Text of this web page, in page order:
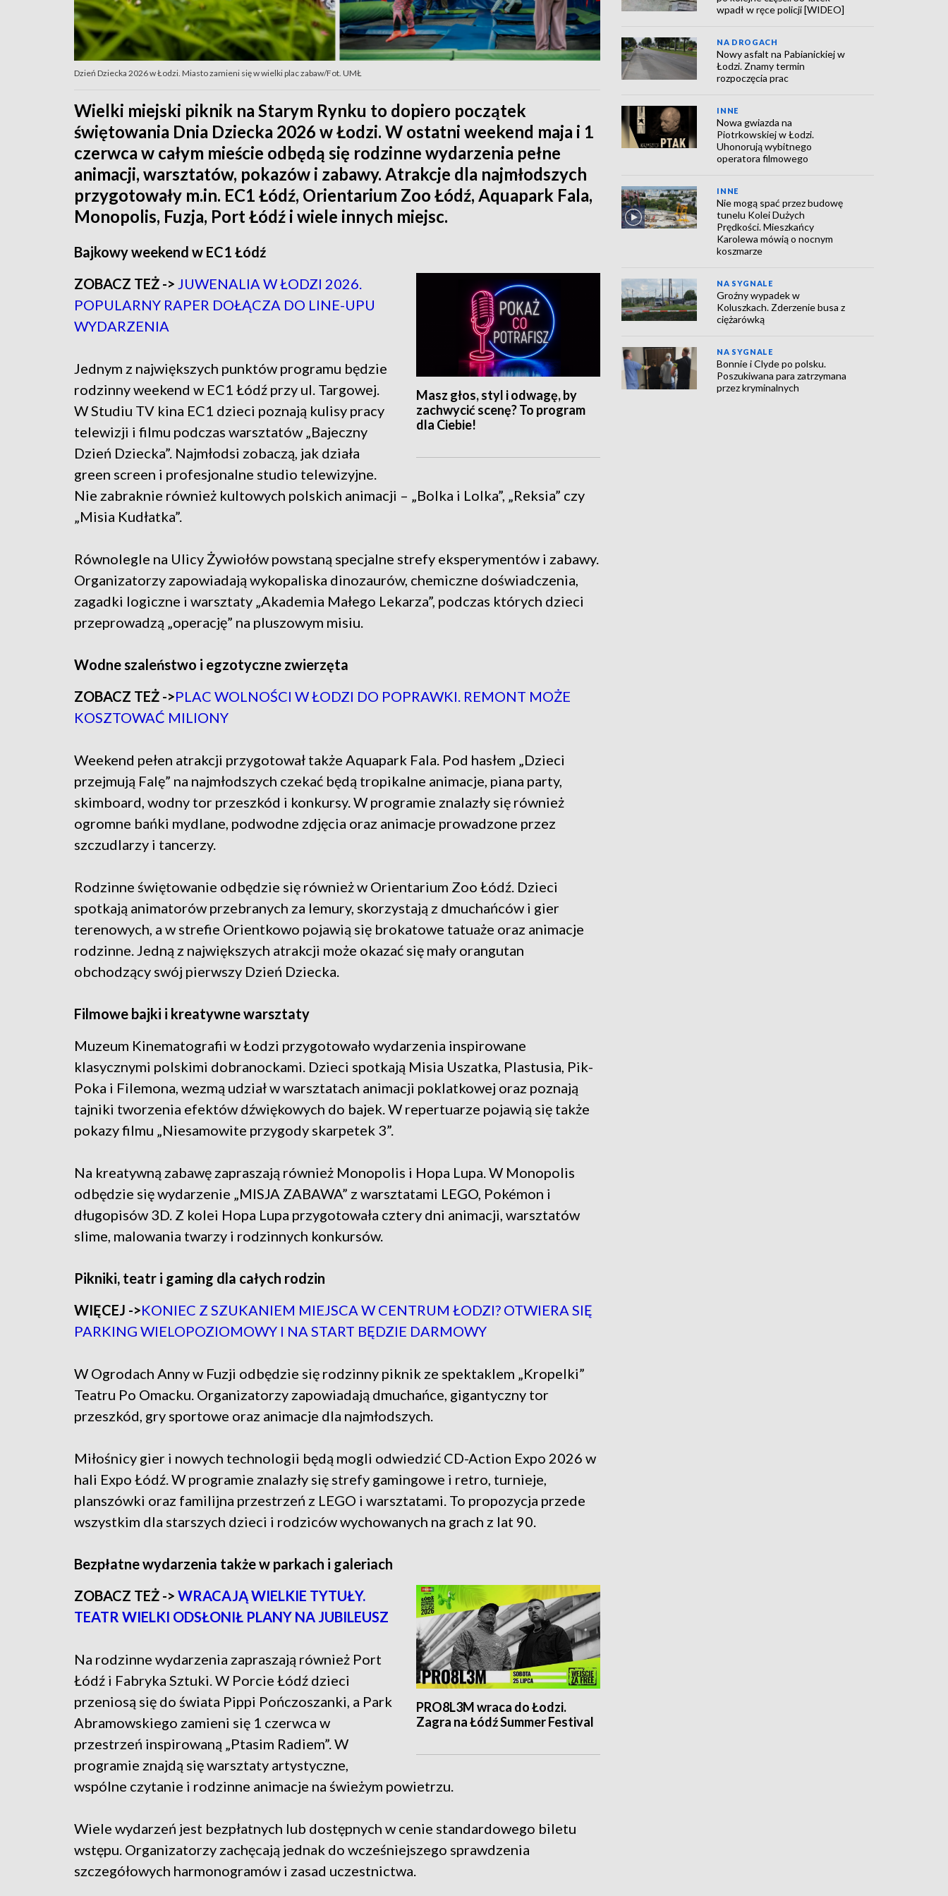
Dzień Dziecka 2026 w Łodzi. Miasto zamieni się w wielki plac zabaw/Fot. UMŁ
Wielki miejski piknik na Starym Rynku to dopiero początek
świętowania Dnia Dziecka 2026 w Łodzi. W ostatni weekend maja i 1
czerwca w całym mieście odbędą się rodzinne wydarzenia pełne
animacji, warsztatów, pokazów i zabawy. Atrakcje dla najmłodszych
przygotowały m.in. EC1 Łódź, Orientarium Zoo Łódź, Aquapark Fala,
Monopolis, Fuzja, Port Łódź i wiele innych miejsc.
Bajkowy weekend w EC1 Łódź
Masz głos, styl i odwagę, by
zachwycić scenę? To program
dla Ciebie!
ZOBACZ TEŻ -> JUWENALIA W ŁODZI 2026.
POPULARNY RAPER DOŁĄCZA DO LINE-UPU
WYDARZENIA
Jednym z największych punktów programu będzie
rodzinny weekend w EC1 Łódź przy ul. Targowej.
W Studiu TV kina EC1 dzieci poznają kulisy pracy
telewizji i filmu podczas warsztatów „Bajeczny
Dzień Dziecka”. Najmłodsi zobaczą, jak działa
green screen i profesjonalne studio telewizyjne.
Nie zabraknie również kultowych polskich animacji – „Bolka i Lolka”, „Reksia” czy
„Misia Kudłatka”.
Równolegle na Ulicy Żywiołów powstaną specjalne strefy eksperymentów i zabawy.
Organizatorzy zapowiadają wykopaliska dinozaurów, chemiczne doświadczenia,
zagadki logiczne i warsztaty „Akademia Małego Lekarza”, podczas których dzieci
przeprowadzą „operację” na pluszowym misiu.
Wodne szaleństwo i egzotyczne zwierzęta
ZOBACZ TEŻ ->PLAC WOLNOŚCI W ŁODZI DO POPRAWKI. REMONT MOŻE
KOSZTOWAĆ MILIONY
Weekend pełen atrakcji przygotował także Aquapark Fala. Pod hasłem „Dzieci
przejmują Falę” na najmłodszych czekać będą tropikalne animacje, piana party,
skimboard, wodny tor przeszkód i konkursy. W programie znalazły się również
ogromne bańki mydlane, podwodne zdjęcia oraz animacje prowadzone przez
szczudlarzy i tancerzy.
Rodzinne świętowanie odbędzie się również w Orientarium Zoo Łódź. Dzieci
spotkają animatorów przebranych za lemury, skorzystają z dmuchańców i gier
terenowych, a w strefie Orientkowo pojawią się brokatowe tatuaże oraz animacje
rodzinne. Jedną z największych atrakcji może okazać się mały orangutan
obchodzący swój pierwszy Dzień Dziecka.
Filmowe bajki i kreatywne warsztaty
Muzeum Kinematografii w Łodzi przygotowało wydarzenia inspirowane
klasycznymi polskimi dobranockami. Dzieci spotkają Misia Uszatka, Plastusia, Pik-
Poka i Filemona, wezmą udział w warsztatach animacji poklatkowej oraz poznają
tajniki tworzenia efektów dźwiękowych do bajek. W repertuarze pojawią się także
pokazy filmu „Niesamowite przygody skarpetek 3”.
Na kreatywną zabawę zapraszają również Monopolis i Hopa Lupa. W Monopolis
odbędzie się wydarzenie „MISJA ZABAWA” z warsztatami LEGO, Pokémon i
długopisów 3D. Z kolei Hopa Lupa przygotowała cztery dni animacji, warsztatów
slime, malowania twarzy i rodzinnych konkursów.
Pikniki, teatr i gaming dla całych rodzin
WIĘCEJ ->KONIEC Z SZUKANIEM MIEJSCA W CENTRUM ŁODZI? OTWIERA SIĘ
PARKING WIELOPOZIOMOWY I NA START BĘDZIE DARMOWY
W Ogrodach Anny w Fuzji odbędzie się rodzinny piknik ze spektaklem „Kropelki”
Teatru Po Omacku. Organizatorzy zapowiadają dmuchańce, gigantyczny tor
przeszkód, gry sportowe oraz animacje dla najmłodszych.
Miłośnicy gier i nowych technologii będą mogli odwiedzić CD-Action Expo 2026 w
hali Expo Łódź. W programie znalazły się strefy gamingowe i retro, turnieje,
planszówki oraz familijna przestrzeń z LEGO i warsztatami. To propozycja przede
wszystkim dla starszych dzieci i rodziców wychowanych na grach z lat 90.
Bezpłatne wydarzenia także w parkach i galeriach
PRO8L3M wraca do Łodzi.
Zagra na Łódź Summer Festival
ZOBACZ TEŻ -> WRACAJĄ WIELKIE TYTUŁY.
TEATR WIELKI ODSŁONIŁ PLANY NA JUBILEUSZ
Na rodzinne wydarzenia zapraszają również Port
Łódź i Fabryka Sztuki. W Porcie Łódź dzieci
przeniosą się do świata Pippi Pończoszanki, a Park
Abramowskiego zamieni się 1 czerwca w
przestrzeń inspirowaną „Ptasim Radiem”. W
programie znajdą się warsztaty artystyczne,
wspólne czytanie i rodzinne animacje na świeżym powietrzu.
Wiele wydarzeń jest bezpłatnych lub dostępnych w cenie standardowego biletu
wstępu. Organizatorzy zachęcają jednak do wcześniejszego sprawdzenia
szczegółowych harmonogramów i zasad uczestnictwa.
wpadł w ręce policji [WIDEO]
NA DROGACH
Nowy asfalt na Pabianickiej w
Łodzi. Znamy termin
rozpoczęcia prac
INNE
Nowa gwiazda na
Piotrkowskiej w Łodzi.
Uhonorują wybitnego
operatora filmowego
INNE
Nie mogą spać przez budowę
tunelu Kolei Dużych
Prędkości. Mieszkańcy
Karolewa mówią o nocnym
koszmarze
NA SYGNALE
Groźny wypadek w
Koluszkach. Zderzenie busa z
ciężarówką
NA SYGNALE
Bonnie i Clyde po polsku.
Poszukiwana para zatrzymana
przez kryminalnych